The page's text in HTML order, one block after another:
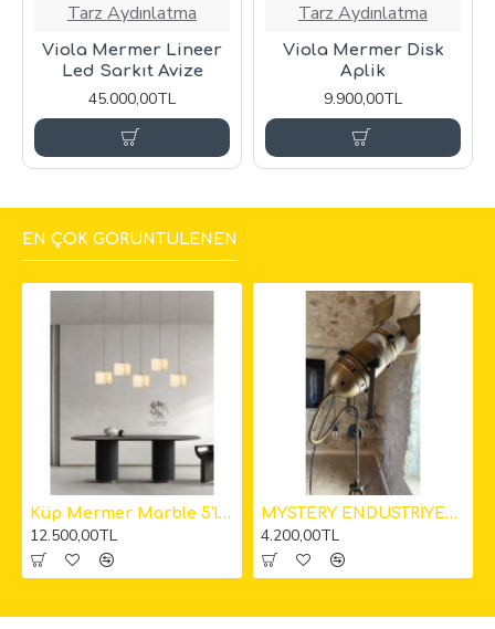
Tarz Aydınlatma
Viola Mermer Lineer
Led Sarkıt Avize
45.000,00TL
Tarz Aydınlatma
Viola Mermer Disk
Aplik
9.900,00TL
EN ÇOK GÖRÜNTÜLENEN
Küp Mermer Marble 5'li Sarkıt Avize 12cm
12.500,00TL
MYSTERY ENDÜSTRİYEL KAMERA LAMBADER
4.200,00TL